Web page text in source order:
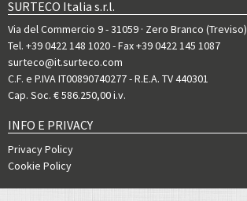
SURTECO Italia s.r.l.
Via del Commercio 9 - 31059 · Zero Branco
Tel. +39 0422 148 1020- Fax +39 0422 145 1087
surteco@it.surteco.com
C.F. e P.IVA IT00890740277 - R.E.A. TV 440301
Cap. Soc. € 586.250,00 i.v.
INFO E PRIVACY
Privacy Policy
Cookie Policy